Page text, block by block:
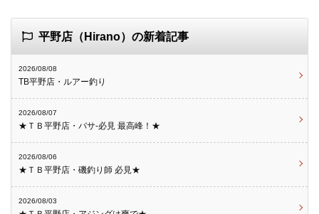
平野店（Hirano）の新着記事
2026/08/08
TB平野店・ルアー釣り
2026/08/07
★ＴＢ平野店・バサ-必見 最高峰！★
2026/08/06
★ＴＢ平野店・磯釣り師 必見★
2026/08/03